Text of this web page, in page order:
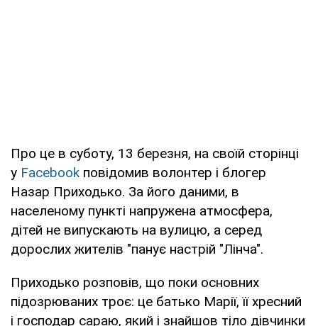
Про це в суботу, 13 березня, на своїй сторінці
у Facebook повідомив волонтер і блогер
Назар Приходько. За його даними, в
населеному пункті напружена атмосфера,
дітей не випускають на вулицю, а серед
дорослих жителів "панує настрій "Лінча".
Приходько розповів, що поки основних
підозрюваних троє: це батько Марії, її хресний
і господар сараю, який і знайшов тіло дівчинки